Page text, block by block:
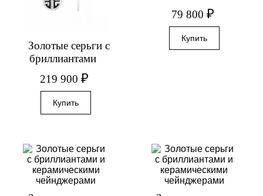
Золотые серьги с
бриллиантами
219 900₽
79 800 ₽